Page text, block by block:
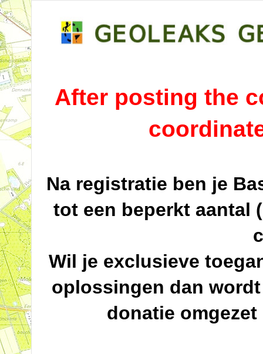
After posting the
Na registratie ben je
tot een beperkt aantal
Wil je exclusieve
oplossingen dan
donatie omgezet